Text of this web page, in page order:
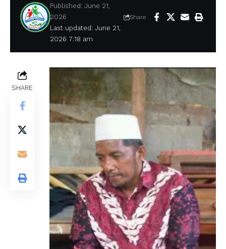
Last updated: June 21,
2026 7:18 am
Published: June 21,
2026
Share
SHARE